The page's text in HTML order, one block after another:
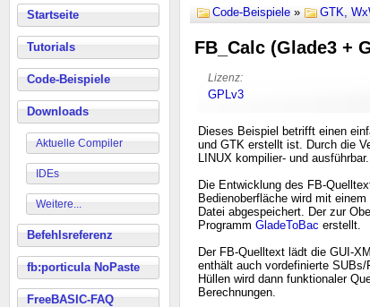
Startseite
Tutorials
Code-Beispiele
Downloads
Aktuelle Compiler
IDEs
Weitere...
Befehlsreferenz
fb:porticula NoPaste
FreeBASIC-FAQ
Code-Beispiele » GTK,
FB_Calc (Glade3 +
Lizenz:
GPLv3
Dieses Beispiel betrifft einen
und GTK erstellt ist. Durch die
LINUX kompilier- und ausführbar.
Die Entwicklung des FB-
Bedienoberfläche wird mit
Datei abgespeichert. Der zur
Programm GladeToBac erstellt.
Der FB-Quelltext lädt die GUI-
enthält auch vordefinierte
Hüllen wird dann funktionaler
Berechnungen.